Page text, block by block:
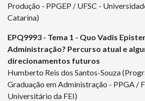
Produção - PPGEP / UFSC -
Catarina)
EPQ9993 - Tema 1 - Quo Vadis
Administração? Percurso atual e
direcionamentos futuros
Humberto Reis dos Santos-Souza
Graduação em Administração - PPGA /
Universitário da FEI)